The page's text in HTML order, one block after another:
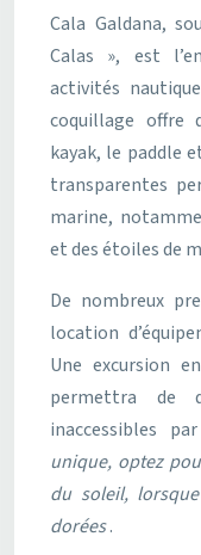
Cala Galdana,
Calas », est
activités
coquillage offre
kayak, le paddle
transparentes
marine,
et des étoiles de
De nombreux
location
Une excursion
permettra de
inaccessibles
unique, optez
du soleil,
dorées.